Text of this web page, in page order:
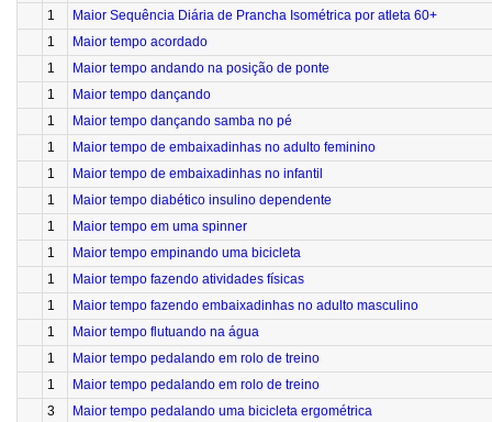
1
Maior Sequência Diária de Prancha Isométrica por atleta 60+
1
Maior tempo acordado
1
Maior tempo andando na posição de ponte
1
Maior tempo dançando
1
Maior tempo dançando samba no pé
1
Maior tempo de embaixadinhas no adulto feminino
1
Maior tempo de embaixadinhas no infantil
1
Maior tempo diabético insulino dependente
1
Maior tempo em uma spinner
1
Maior tempo empinando uma bicicleta
1
Maior tempo fazendo atividades físicas
1
Maior tempo fazendo embaixadinhas no adulto masculino
1
Maior tempo flutuando na água
1
Maior tempo pedalando em rolo de treino
1
Maior tempo pedalando em rolo de treino
3
Maior tempo pedalando uma bicicleta ergométrica